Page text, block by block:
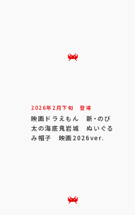
2026年 2 月下旬 登場
映画ドラえもん 新・のび
太の海底鬼岩城 ぬいぐる
み帽子 映画2026ver.